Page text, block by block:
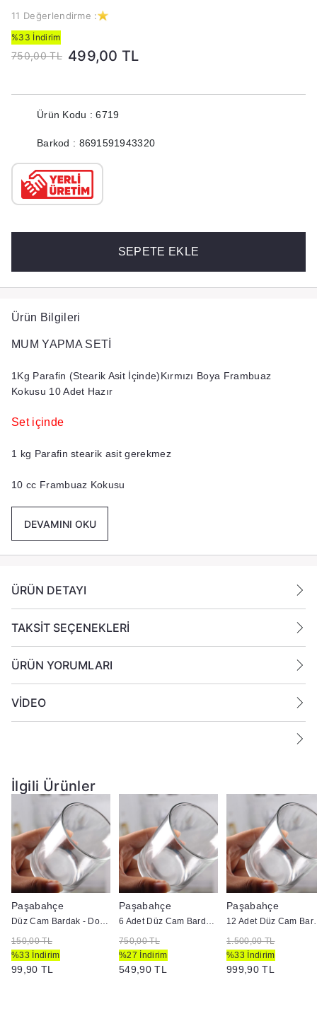
11 Değerlendirme :
%33 İndirim
750,00 TL 499,00 TL
Ürün Kodu : 6719
Barkod : 8691591943320
SEPETE EKLE
Ürün Bilgileri
MUM YAPMA SETİ
1Kg Parafin (Stearik Asit İçinde)Kırmızı Boya Frambuaz
Kokusu 10 Adet Hazır
Set içinde
1 kg Parafin stearik asit gerekmez
10 cc Frambuaz Kokusu
DEVAMINI OKU
ÜRÜN DETAYI
TAKSİT SEÇENEKLERİ
ÜRÜN YORUMLARI
VİDEO
İlgili Ürünler
Paşabahçe
Düz Cam Bardak - Doluma Uygun
150,00 TL
%33 İndirim
99,90 TL
Paşabahçe
6 Adet Düz Cam Bardak - Doluma Uygun
750,00 TL
%27 İndirim
549,90 TL
Paşabahçe
12 Adet
1.500,00 TL
%33 İndirim
999,90 TL